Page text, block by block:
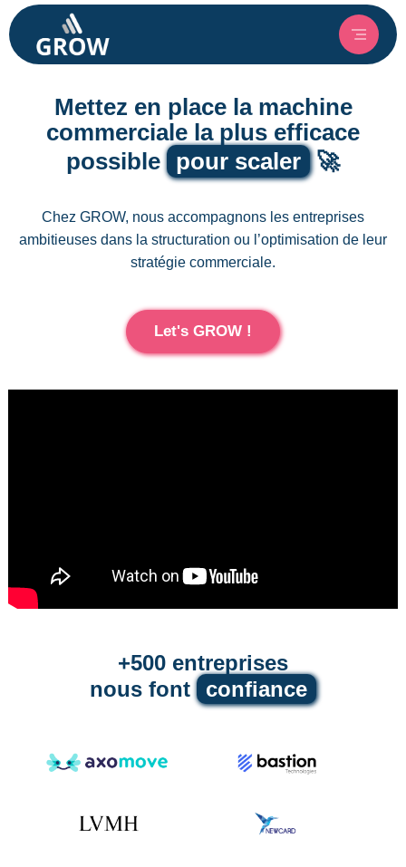
Mettez en place la machine
commerciale la plus efficace
possible
pour scaler 🚀
Chez GROW, nous accompagnons les entreprises
ambitieuses dans la structuration ou l’optimisation de leur
stratégie commerciale.
Let's GROW !
+500 entreprises
nous font confiance